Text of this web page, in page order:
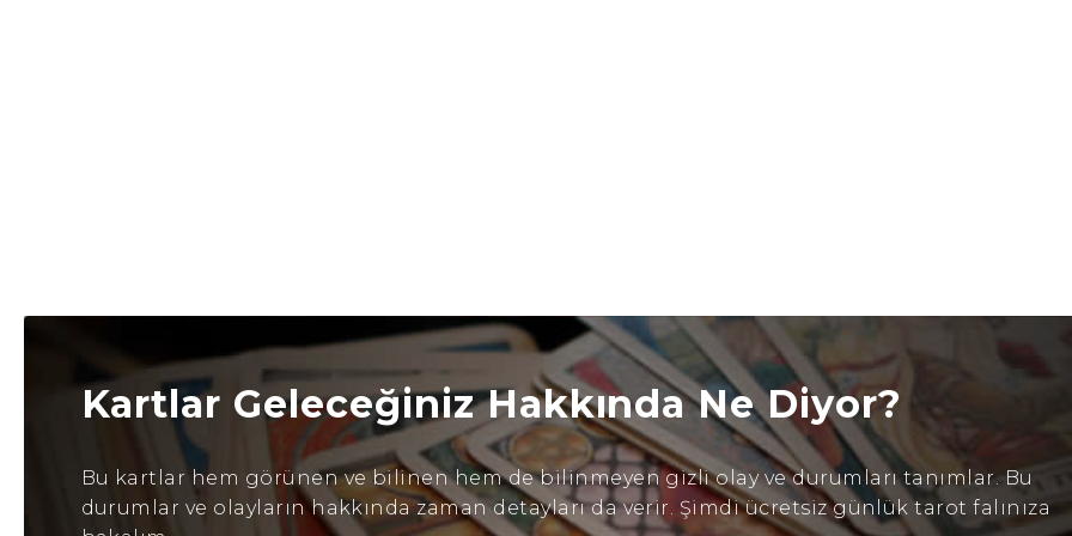
Kartlar Geleceğiniz Hakkında Ne Diyor?
Bu kartlar hem görünen ve bilinen hem de bilinmeyen gizli olay ve durumları tanımlar. Bu
durumlar ve olayların hakkında zaman detayları da verir. Şimdi ücretsiz günlük tarot falınıza